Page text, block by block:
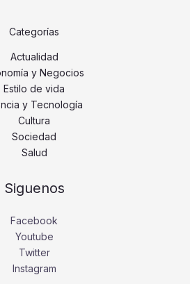
Categorías
Actualidad
y Negocios
Estilo de vida
y Tecnología
Cultura
Sociedad
Salud
Siguenos
Facebook
Youtube
Twitter
Instagram